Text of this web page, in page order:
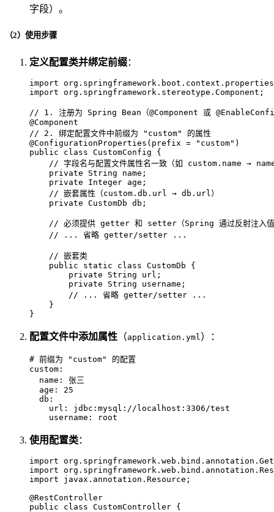
字段）。
（2）使用步骤
定义配置类并绑定前缀：
import
import org.springframework.stereotype.Component;
// 1. 注册为 Spring Bean（@Component 或
@Component
// 2. 绑定配置文件中前缀为 "custom" 的属性
@ConfigurationProperties(prefix = "custom")
public
class CustomConfig {
// 字段名与配置文件属性名一致（如 custom.name →
private String name;
private Integer age;
// 嵌套属性（custom.db.url → db.url）
private CustomDb db;
// 必须提供 getter 和 setter（Spring 通过反射注入
// ... 省略 getter/setter ...
// 嵌套类
public
static class CustomDb {
private String url;
private String username;
// ... 省略 getter/setter ...
    }
}
配置文件中添加属性 （application.yml ）：
# 前缀为 "custom" 的配置
custom:
name:
张三
age:
25
db:
url:
jdbc:mysql://localhost:3306/test
username:
root
使用配置类：
import
import
import javax.annotation.Resource;
@RestController
public
class CustomController {